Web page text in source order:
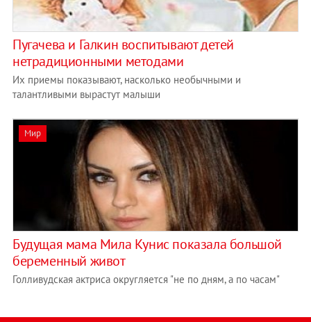
Пугачева и Галкин воспитывают детей
нетрадиционными методами
Их приемы показывают, насколько необычными и
талантливыми вырастут малыши
Мир
Будущая мама Мила Кунис показала большой
беременный живот
Голливудская актриса округляется "не по дням, а по часам"